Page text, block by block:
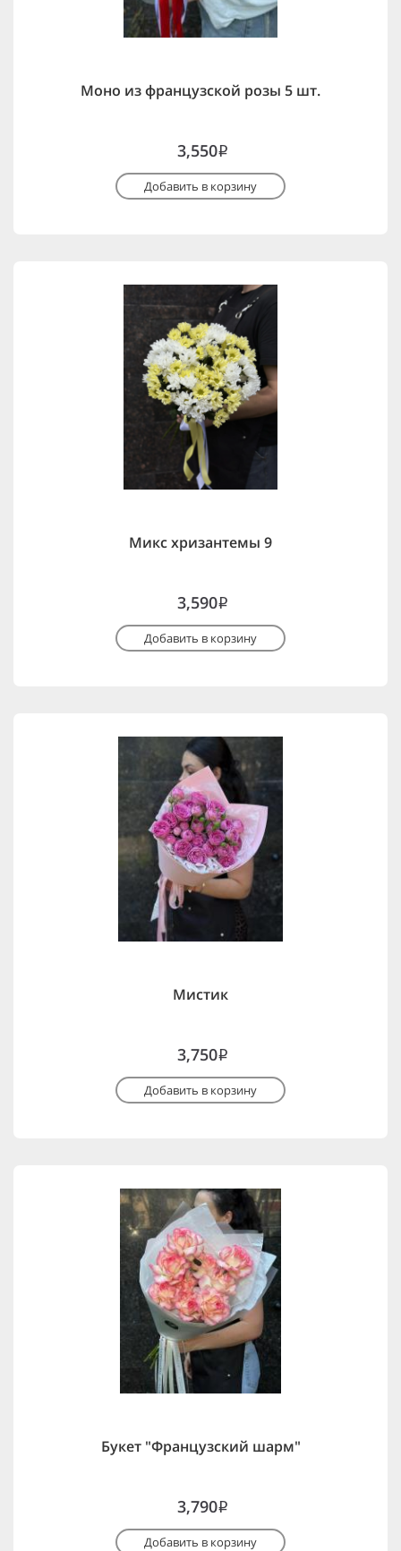
Моно из французской розы 5 шт.
3,550i
Добавить в корзину
Микс хризантемы 9
3,590i
Добавить в корзину
Мистик
3,750i
Добавить в корзину
Букет "Французский шарм"
3,790i
Добавить в корзину